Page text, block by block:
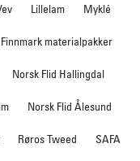
Lillelam Myklé
materialpakker
Norsk Flid Hallingdal
Norsk Flid Ålesund
Røros Tweed SAFA